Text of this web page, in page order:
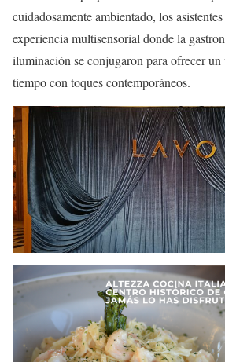
cuidadosamente ambientado, los
experiencia multisensorial donde la
iluminación se conjugaron para ofrecer un
tiempo con toques contemporáneos.